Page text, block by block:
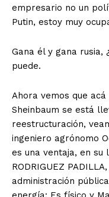
empresario no un
Putin, estoy muy
Gana él y gana rusia,
puede.
Ahora vemos que
Sheinbaum se está
reestructuración,
ingeniero agrónomo
es una ventaja, en su
RODRIGUEZ
administración